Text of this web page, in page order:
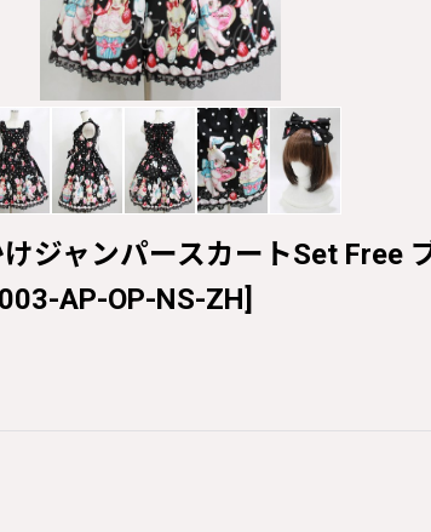
ジャンパースカートSet Free
AP-OP-NS-ZH]